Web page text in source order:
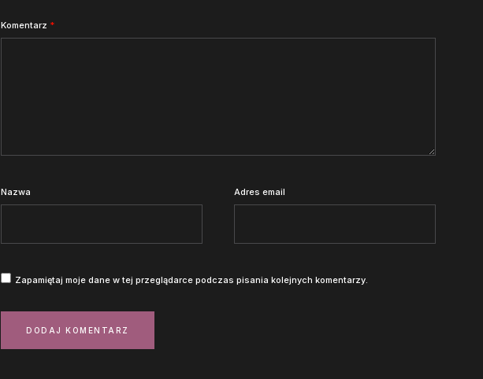
Komentarz *
Nazwa Adres email
Zapamiętaj moje dane w tej przeglądarce podczas pisania kolejnych komentarzy.